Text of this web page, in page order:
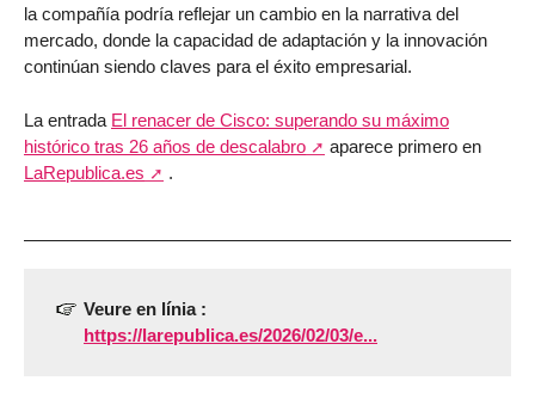
la compañía podría reflejar un cambio en la narrativa del
mercado, donde la capacidad de adaptación y la innovación
continúan siendo claves para el éxito empresarial.
La entrada El renacer de Cisco: superando su máximo
histórico tras 26 años de descalabro
aparece primero en
LaRepublica.es
.
Veure en línia :
https://larepublica.es/2026/02/03/e...